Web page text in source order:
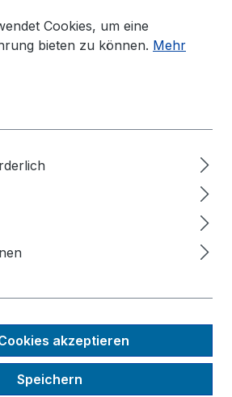
PC
mit Intel®
Cookies, um eine
bieten zu können. Mehr
akzeptieren
Speichern